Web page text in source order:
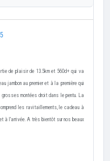
de plaisir de 13.5km et 560d+ qui va
jambon au premier et à la première qui
montées droit dans le pentu. La
les ravitaillements, le cadeau à
à l'arrivée. A très bientôt sur nos beaux